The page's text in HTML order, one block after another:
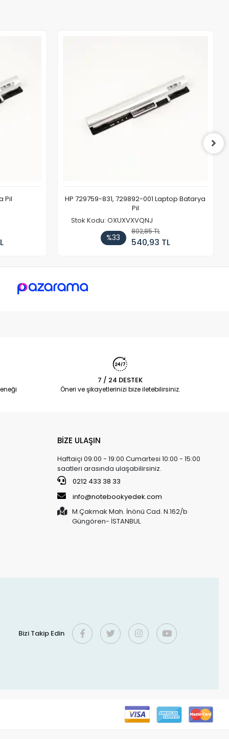
Pil
HP 729759-831, 729892-001 Laptop Batarya
Pil
Stok Kodu: OXUXVXVQNJ
%33
802,85 TL
540,93 TL
7 / 24 DESTEK
Öneri ve şikayetlerinizi bize iletebilirsiniz.
BİZE ULAŞIN
Haftaiçi 09:00 - 19:00 Cumartesi 10:00 - 15:00
saatleri arasında ulaşabilirsiniz.
0212 433 38 33
info@notebookyedek.com
M.Çakmak Mah. İnönü Cad. N.162/b
Güngören- İSTANBUL
Bizi Takip Edin